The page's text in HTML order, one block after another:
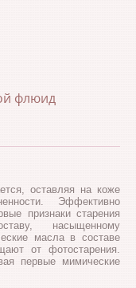
флюид
оставляя на коже
Эффективно
признаки старения
насыщенному
масла в составе
от фотостарения.
первые мимические